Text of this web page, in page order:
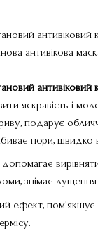
антивікова
яскравість і
подарує
пори, швидко
знімає
ефект, пом'якшує